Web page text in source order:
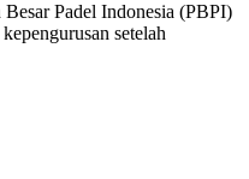
Padel Indonesia (PBPI)
setelah